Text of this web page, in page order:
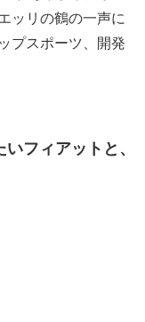
ッリの鶴の一声に
プスポーツ、開発
フィアットと、